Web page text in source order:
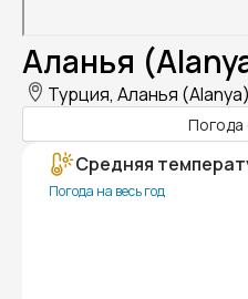
Аланья
Турция, Аланья
Погода
Средняя
Погода на весь год